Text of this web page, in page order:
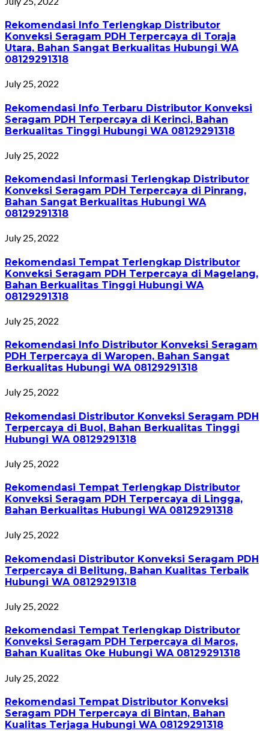
Rekomendasi Info Terlengkap Distributor
Konveksi Seragam PDH Terpercaya di Toraja
Utara, Bahan Sangat Berkualitas Hubungi WA
08129291318
July 25, 2022
Rekomendasi Info Terbaru Distributor Konveksi
Seragam PDH Terpercaya di Kerinci, Bahan
Berkualitas Tinggi Hubungi WA 08129291318
July 25, 2022
Rekomendasi Informasi Terlengkap Distributor
Konveksi Seragam PDH Terpercaya di Pinrang,
Bahan Sangat Berkualitas Hubungi WA
08129291318
July 25, 2022
Rekomendasi Tempat Terlengkap Distributor
Konveksi Seragam PDH Terpercaya di Magelang,
Bahan Berkualitas Tinggi Hubungi WA
08129291318
July 25, 2022
Rekomendasi Info Distributor Konveksi Seragam
PDH Terpercaya di Waropen, Bahan Sangat
Berkualitas Hubungi WA 08129291318
July 25, 2022
Rekomendasi Distributor Konveksi Seragam PDH
Terpercaya di Buol, Bahan Berkualitas Tinggi
Hubungi WA 08129291318
July 25, 2022
Rekomendasi Tempat Terlengkap Distributor
Konveksi Seragam PDH Terpercaya di Lingga,
Bahan Berkualitas Hubungi WA 08129291318
July 25, 2022
Rekomendasi Distributor Konveksi Seragam PDH
Terpercaya di Belitung, Bahan Kualitas Terbaik
Hubungi WA 08129291318
July 25, 2022
Rekomendasi Tempat Terlengkap Distributor
Konveksi Seragam PDH Terpercaya di Maros,
Bahan Kualitas Oke Hubungi WA 08129291318
July 25, 2022
Rekomendasi Tempat Distributor Konveksi
Seragam PDH Terpercaya di Bintan, Bahan
Kualitas Terjaga Hubungi WA 08129291318